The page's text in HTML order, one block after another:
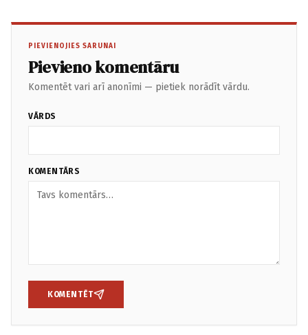
PIEVIENOJIES SARUNAI
Pievieno komentāru
Komentēt vari arī anonīmi — pietiek norādīt vārdu.
VĀRDS
KOMENTĀRS
KOMENTĒT